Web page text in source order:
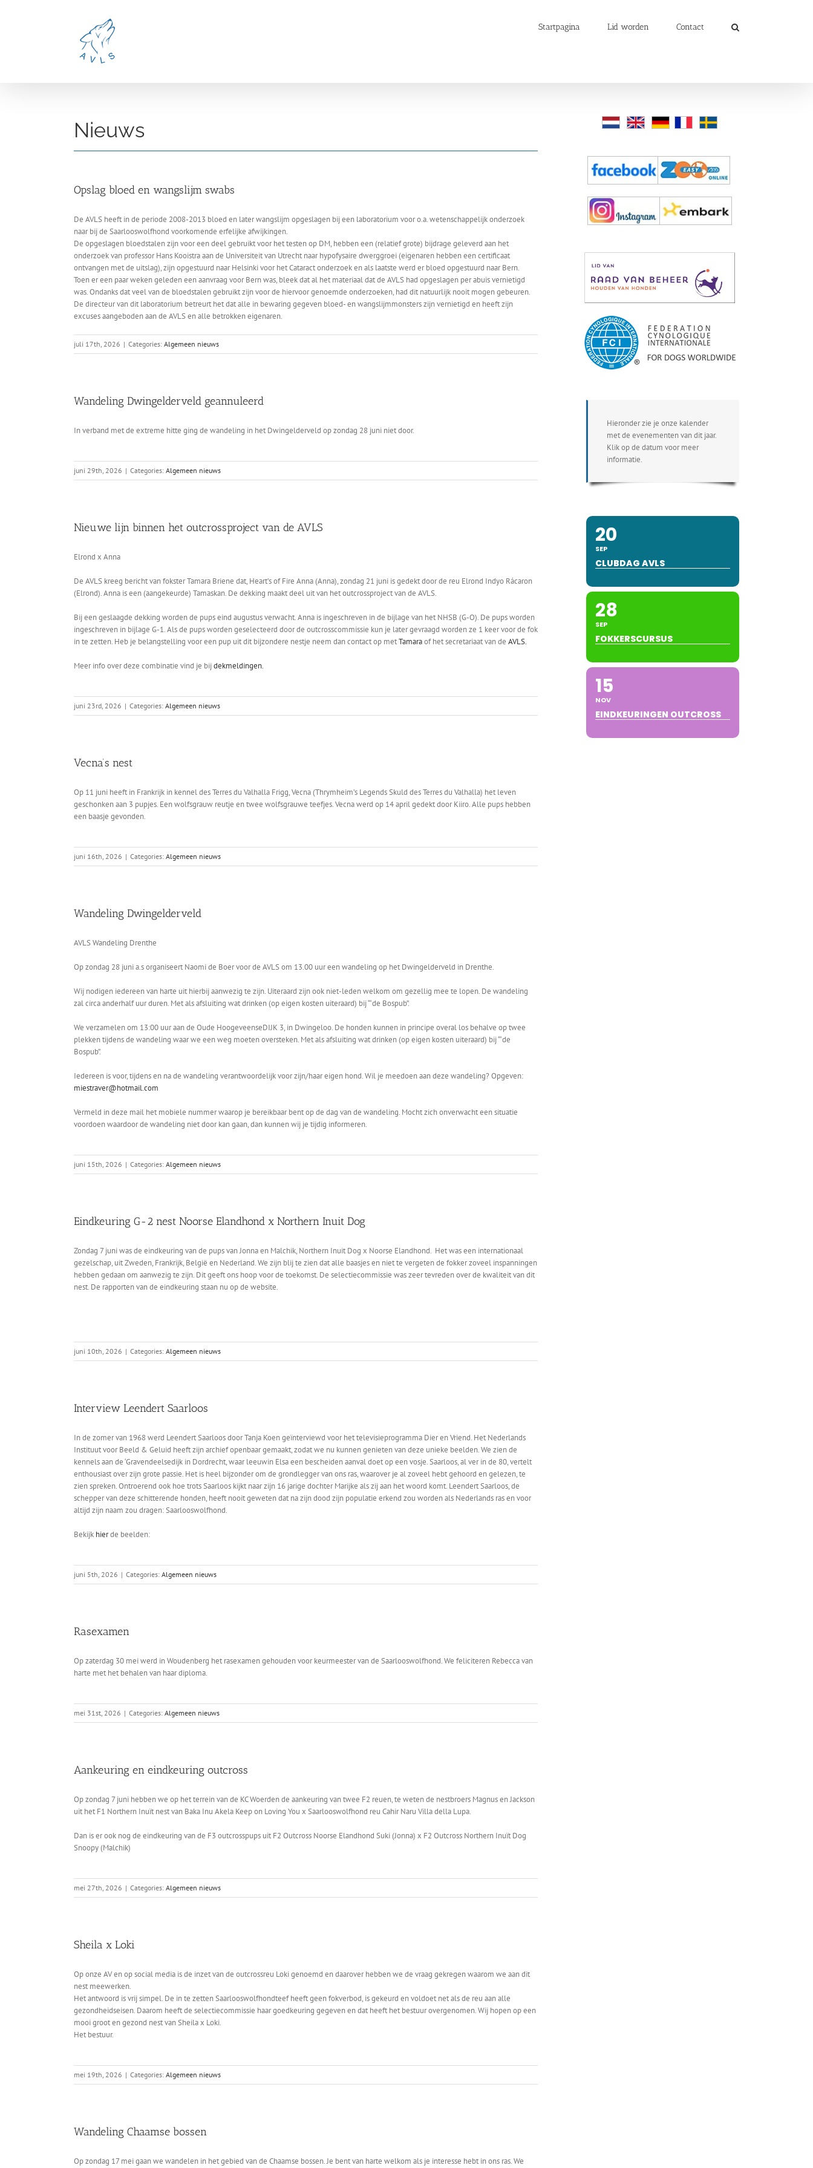
Startpagina Lid worden Contact
Nieuws
Opslag bloed en wangslijm swabs
De AVLS heeft in de periode 2008-2013 bloed en later wangslijm opgeslagen bij een laboratorium voor o.a. wetenschappelijk onderzoek
naar bij de Saarlooswolfhond voorkomende erfelijke afwijkingen.
De opgeslagen bloedstalen zijn voor een deel gebruikt voor het testen op DM, hebben een (relatief grote) bijdrage geleverd aan het
onderzoek van professor Hans Kooistra aan de Universiteit van Utrecht naar hypofysaire dwerggroei (eigenaren hebben een certificaat
ontvangen met de uitslag), zijn opgestuurd naar Helsinki voor het Cataract onderzoek en als laatste werd er bloed opgestuurd naar Bern.
Toen er een paar weken geleden een aanvraag voor Bern was, bleek dat al het materiaal dat de AVLS had opgeslagen per abuis vernietigd
was. Ondanks dat veel van de bloedstalen gebruikt zijn voor de hiervoor genoemde onderzoeken, had dit natuurlijk nooit mogen gebeuren.
De directeur van dit laboratorium betreurt het dat alle in bewaring gegeven bloed- en wangslijmmonsters zijn vernietigd en heeft zijn
excuses aangeboden aan de AVLS en alle betrokken eigenaren.
juli 17th, 2026 | Categories: Algemeen nieuws
Wandeling Dwingelderveld geannuleerd
In verband met de extreme hitte ging de wandeling in het Dwingelderveld op zondag 28 juni niet door.
juni 29th, 2026 | Categories: Algemeen nieuws
Nieuwe lijn binnen het outcrossproject van de AVLS
Elrond x Anna
De AVLS kreeg bericht van fokster Tamara Briene dat, Heart’s of Fire Anna (Anna), zondag 21 juni is gedekt door de reu Elrond Indyo Rácaron
(Elrond). Anna is een (aangekeurde) Tamaskan. De dekking maakt deel uit van het outcrossproject van de AVLS.
Bij een geslaagde dekking worden de pups eind augustus verwacht. Anna is ingeschreven in de bijlage van het NHSB (G-O). De pups worden
ingeschreven in bijlage G-1. Als de pups worden geselecteerd door de outcrosscommissie kun je later gevraagd worden ze 1 keer voor de fok
in te zetten. Heb je belangstelling voor een pup uit dit bijzondere nestje neem dan contact op metTamaraof het secretariaat van de AVLS.
Meer info over deze combinatie vind je bijdekmeldingen.
juni 23rd, 2026 | Categories: Algemeen nieuws
Vecna’s nest
Op 11 juni heeft in Frankrijk in kennel des Terres du Valhalla Frigg, Vecna (Thrymheim’s Legends Skuld des Terres du Valhalla) het leven
geschonken aan 3 pupjes. Een wolfsgrauw reutje en twee wolfsgrauwe teefjes. Vecna werd op 14 april gedekt door Kiiro. Alle pups hebben
een baasje gevonden.
juni 16th, 2026 | Categories: Algemeen nieuws
Wandeling Dwingelderveld
AVLS Wandeling Drenthe
Op zondag 28 juni a.s organiseert Naomi de Boer voor de AVLS om 13.00 uur een wandeling op het Dwingelderveld in Drenthe.
Wij nodigen iedereen van harte uit hierbij aanwezig te zijn. Uiteraard zijn ook niet-leden welkom om gezellig mee te lopen. De wandeling
zal circa anderhalf uur duren. Met als afsluiting wat drinken (op eigen kosten uiteraard) bij “‘de Bospub”.
We verzamelen om 13:00 uur aan de Oude HoogeveenseDIJK 3, in Dwingeloo. De honden kunnen in principe overal los behalve op twee
plekken tijdens de wandeling waar we een weg moeten oversteken. Met als afsluiting wat drinken (op eigen kosten uiteraard) bij “‘de
Bospub”.
Iedereen is voor, tijdens en na de wandeling verantwoordelijk voor zijn/haar eigen hond. Wil je meedoen aan deze wandeling? Opgeven:
miestraver@hotmail.com
Vermeld in deze mail het mobiele nummer waarop je bereikbaar bent op de dag van de wandeling. Mocht zich onverwacht een situatie
voordoen waardoor de wandeling niet door kan gaan, dan kunnen wij je tijdig informeren.
juni 15th, 2026 | Categories: Algemeen nieuws
Eindkeuring G-2 nest Noorse Elandhond x Northern Inuit Dog
Zondag 7 juni was de eindkeuring van de pups van Jonna en Malchik, Northern Inuit Dog x Noorse Elandhond. Het was een internationaal
gezelschap, uit Zweden, Frankrijk, België en Nederland. We zijn blij te zien dat alle baasjes en niet te vergeten de fokker zoveel inspanningen
hebben gedaan om aanwezig te zijn. Dit geeft ons hoop voor de toekomst. De selectiecommissie was zeer tevreden over de kwaliteit van dit
nest. De rapporten van de eindkeuring staan nu op de website.
juni 10th, 2026 | Categories: Algemeen nieuws
Interview Leendert Saarloos
In de zomer van 1968 werd Leendert Saarloos door Tanja Koen geïnterviewd voor het televisieprogramma Dier en Vriend. Het Nederlands
Instituut voor Beeld & Geluid heeft zijn archief openbaar gemaakt, zodat we nu kunnen genieten van deze unieke beelden. We zien de
kennels aan de ‘Gravendeelsedijk in Dordrecht, waar leeuwin Elsa een bescheiden aanval doet op een vosje. Saarloos, al ver in de 80, vertelt
enthousiast over zijn grote passie. Het is heel bijzonder om de grondlegger van ons ras, waarover je al zoveel hebt gehoord en gelezen, te
zien spreken. Ontroerend ook hoe trots Saarloos kijkt naar zijn 16 jarige dochter Marijke als zij aan het woord komt. Leendert Saarloos, de
schepper van deze schitterende honden, heeft nooit geweten dat na zijn dood zijn populatie erkend zou worden als Nederlands ras en voor
altijd zijn naam zou dragen: Saarlooswolfhond.
Bekijk hierde beelden:
juni 5th, 2026 | Categories: Algemeen nieuws
Rasexamen
Op zaterdag 30 mei werd in Woudenberg het rasexamen gehouden voor keurmeester van de Saarlooswolfhond. We feliciteren Rebecca van
harte met het behalen van haar diploma.
mei 31st, 2026 | Categories: Algemeen nieuws
Aankeuring en eindkeuring outcross
Op zondag 7 juni hebben we op het terrein van de KC Woerden de aankeuring van twee F2 reuen, te weten de nestbroers Magnus en Jackson
uit het F1 Northern Inuït nest van Baka Inu Akela Keep on Loving You x Saarlooswolfhond reu Cahir Naru Villa della Lupa.
Dan is er ook nog de eindkeuring van de F3 outcrosspups uit F2 Outcross Noorse Elandhond Suki (Jonna) x F2 Outcross Northern Inuït Dog
Snoopy (Malchik)
mei 27th, 2026 | Categories: Algemeen nieuws
Sheila x Loki
Op onze AV en op social media is de inzet van de outcrossreu Loki genoemd en daarover hebben we de vraag gekregen waarom we aan dit
nest meewerken.
Het antwoord is vrij simpel. De in te zetten Saarlooswolfhondteef heeft geen fokverbod, is gekeurd en voldoet net als de reu aan alle
gezondheidseisen. Daarom heeft de selectiecommissie haar goedkeuring gegeven en dat heeft het bestuur overgenomen. Wij hopen op een
mooi groot en gezond nest van Sheila x Loki.
Het bestuur.
mei 19th, 2026 | Categories: Algemeen nieuws
Wandeling Chaamse bossen
Op zondag 17 mei gaan we wandelen in het gebied van de Chaamse bossen. Je bent van harte welkom als je interesse hebt in ons ras. We
Hieronder zie je onze kalender
met de evenementen van dit jaar.
Klik op de datum voor meer
informatie.
20
SEP
CLUBDAG AVLS
28
SEP
FOKKERSCURSUS
15
NOV
EINDKEURINGEN OUTCROSS